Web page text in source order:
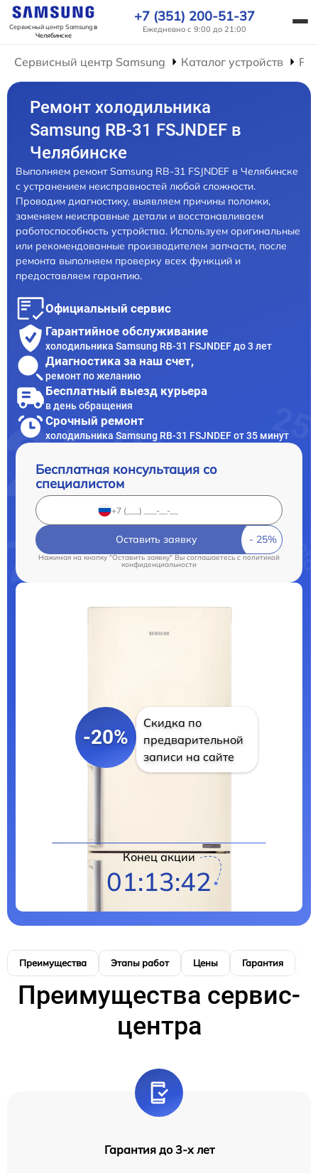
Сервисный центр Samsungв
Челябинске
+7 (351) 200-51-37
Ежедневно с 9:00 до 21:00
Сервисный центр Samsung Каталог устройств
Ремонт холодильника
Samsung RB-31 FSJNDEF в
Челябинске
Выполняем ремонт Samsung RB-31 FSJNDEF в Челябинске
с устранением неисправностей любой сложности.
Проводим диагностику, выявляем причины поломки,
заменяем неисправные детали и восстанавливаем
работоспособность устройства. Используем оригинальные
или рекомендованные производителем запчасти, после
ремонта выполняем проверку всех функций и
предоставляем гарантию.
Официальный сервис
Гарантийное обслуживание
холодильника Samsung RB-31 FSJNDEF до 3 лет
Диагностика за наш счет,
ремонт по желанию
Бесплатный выезд курьера
в день обращения
Срочный ремонт
холодильника Samsung RB-31 FSJNDEF от 35 минут
Бесплатная консультация со
специалистом
Оставить заявку
Нажимая на кнопку "Оставить заявку" Вы соглашаетесь c политикой
конфиденциальности
-20%
Скидка по
предварительной
записи на сайте
Конец акции
01:13:40
Преимущества Этапы работ Цены Гарантия
Преимущества сервис-
центра
Гарантия до 3-х лет